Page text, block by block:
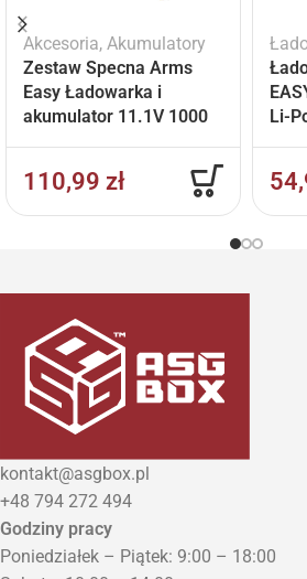
Akcesoria, Akumulatory
Zestaw Specna Arms
Easy Ładowarka i
akumulator 11.1V 1000
110,99 zł
Li-
kontakt@asgbox.pl
+48 794 272 494
Godziny pracy
Poniedziałek – Piątek: 9:00 – 18:00